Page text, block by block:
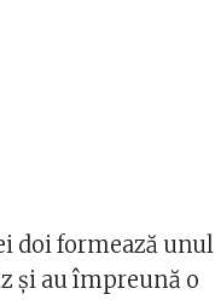
doi formează unul
și au împreună o